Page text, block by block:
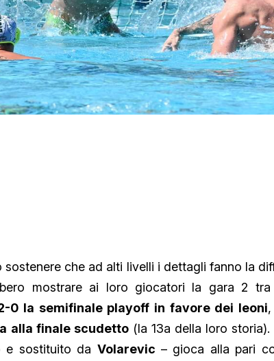
sostenere che ad alti livelli i dettagli fanno la
mostrare ai loro giocatori la gara 2 tra
0 la semifinale playoff in favore dei leoni,
alla finale scudetto(la 13a della loro storia).
e sostituito da Volarevic – gioca alla pari